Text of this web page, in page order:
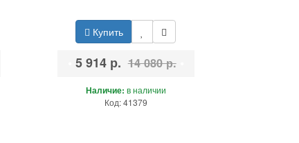
Купить
5 914 р. 14 080 р.
Наличие: в наличии
Код: 41379